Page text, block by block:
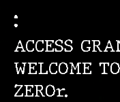
:
ACCESS
WELCOME
ZEROr.